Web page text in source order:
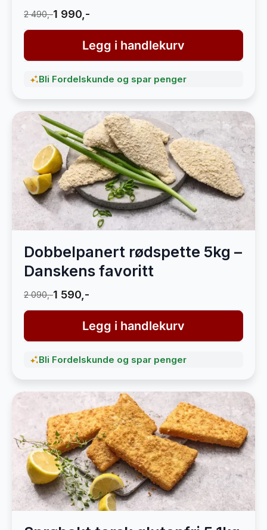
2 490,-1 990,-
Legg i handlekurv
Bli Fordelskunde og spar penger
Dobbelpanert rødspette 5kg –
Danskens favoritt
2 090,-1 590,-
Legg i handlekurv
Bli Fordelskunde og spar penger